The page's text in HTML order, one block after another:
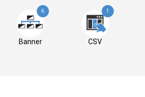
6
Banner
1
CSV